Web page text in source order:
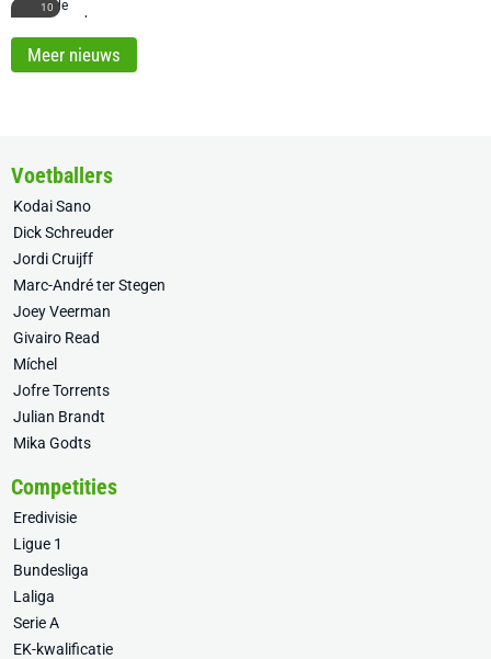
10
Meer nieuws
Voetballers
Kodai Sano
Dick Schreuder
Jordi Cruijff
Marc-André ter Stegen
Joey Veerman
Givairo Read
Míchel
Jofre Torrents
Julian Brandt
Mika Godts
Competities
Eredivisie
Ligue 1
Bundesliga
Laliga
Serie A
EK-kwalificatie